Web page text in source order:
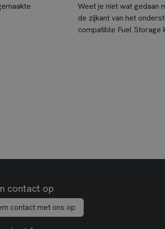
Weet je niet wat gedaan
de zijkant van het
compatible Fuel Storage
contact op
contact met ons op